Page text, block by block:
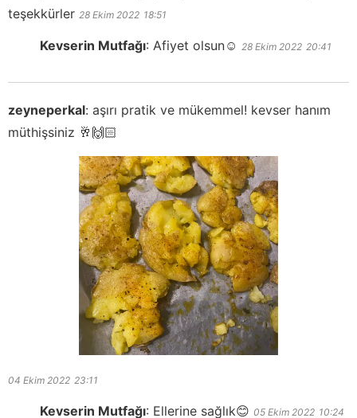
teşekkürler 28 Ekim 2022 18:51
Kevserin Mutfağı: Afiyet olsun☺️ 28 Ekim 2022 20:41
zeyneperkal: aşırı pratik ve mükemmel! kevser hanım
müthişsiniz 🥂🙌🏻
04 Ekim 2022 23:11
Kevserin Mutfağı: Ellerine sağlık😊 05 Ekim 2022 10:24